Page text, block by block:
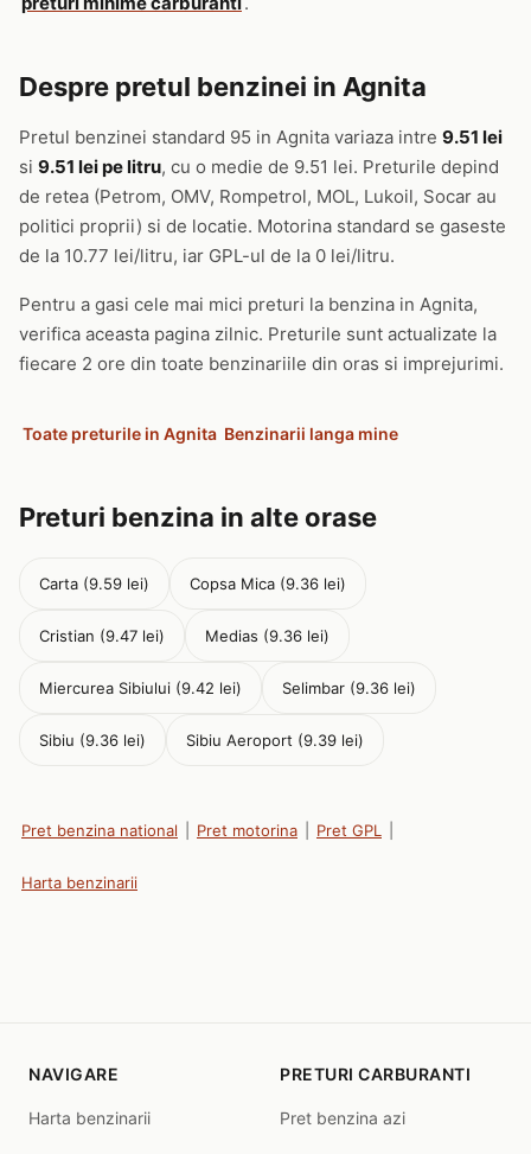
Despre pretul benzinei in Agnita
Pretul benzinei standard 95 in Agnita variaza intre 9.51 lei
si 9.51 lei pe litru, cu o medie de 9.51 lei. Preturile depind
de retea (Petrom, OMV, Rompetrol, MOL, Lukoil, Socar au
politici proprii) si de locatie. Motorina standard se gaseste
de la 10.77 lei/litru, iar GPL-ul de la 0 lei/litru.
Pentru a gasi cele mai mici preturi la benzina in Agnita,
verifica aceasta pagina zilnic. Preturile sunt actualizate la
fiecare 2 ore din toate benzinariile din oras si imprejurimi.
Toate preturile in Agnita Benzinarii langa mine
Preturi benzina in alte orase
Carta (9.59 lei) Copsa Mica (9.36 lei)
Cristian (9.47 lei) Medias (9.36 lei)
Miercurea Sibiului (9.42 lei) Selimbar (9.36 lei)
Sibiu (9.36 lei) Sibiu Aeroport (9.39 lei)
Pret benzina national Pret motorina Pret GPL
Harta benzinarii
NAVIGARE
Harta benzinarii
PRETURI CARBURANTI
Pret benzina azi